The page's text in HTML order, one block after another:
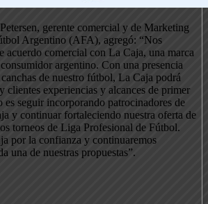
gerente comercial y de Marketing
Argentino (AFA), agregó: “Nos
acuerdo comercial con La Caja, una marca
argentino. Con una presencia
canchas de nuestro fútbol, La Caja podrá
clientes experiencias y alcances de primer
seguir incorporando patrocinadores de
y continuar fortaleciendo nuestra oferta de
torneos de Liga Profesional de Fútbol.
por la confianza y continuaremos
una de nuestras propuestas”.